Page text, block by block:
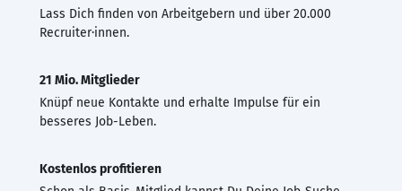
Lass Dich finden von Arbeitgebern und über 20.000
Recruiter·innen.
21 Mio. Mitglieder
Knüpf neue Kontakte und erhalte Impulse für ein
besseres Job-Leben.
Kostenlos profitieren